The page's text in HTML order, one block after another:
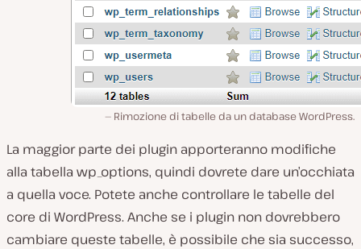
Rimozione di tabelle da un database WordPress.
La maggior parte dei plugin apporteranno modifiche
alla tabella wp_options, quindi dovrete dare un’occhiata
a quella voce. Potete anche controllare le tabelle del
core di WordPress. Anche se i plugin non dovrebbero
cambiare queste tabelle, è possibile che sia successo,